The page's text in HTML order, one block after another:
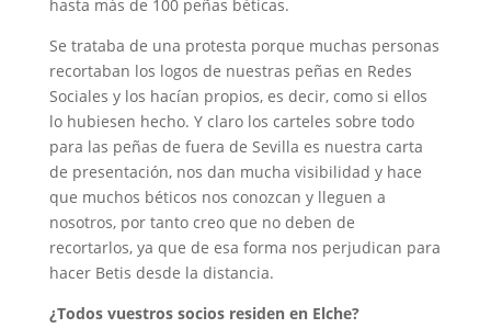
hasta más de 100 peñas béticas.
Se trataba de una protesta porque muchas personas
recortaban los logos de nuestras peñas en Redes
Sociales y los hacían propios, es decir, como si ellos
lo hubiesen hecho. Y claro los carteles sobre todo
para las peñas de fuera de Sevilla es nuestra carta
de presentación, nos dan mucha visibilidad y hace
que muchos béticos nos conozcan y lleguen a
nosotros, por tanto creo que no deben de
recortarlos, ya que de esa forma nos perjudican para
hacer Betis desde la distancia.
¿Todos vuestros socios residen en Elche?